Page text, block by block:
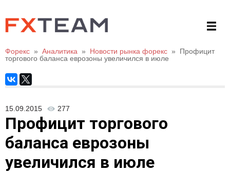
Форекс » Аналитика » Новости рынка форекс »
Профицит
торгового баланса еврозоны увеличился в июле
15.09.2015 277
Профицит торгового
баланса еврозоны
увеличился в июле